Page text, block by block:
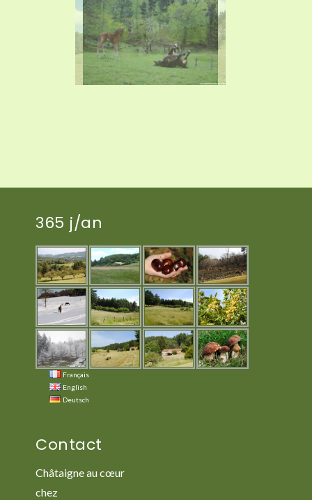
365 j/an
Français
English
Deutsch
Contact
Châtaigne au cœur
chez